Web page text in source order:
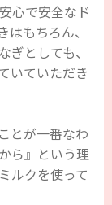
心で安全なド
もちろん、
としても、
いていただき
とが一番なわ
ら』という理
ルクを使って